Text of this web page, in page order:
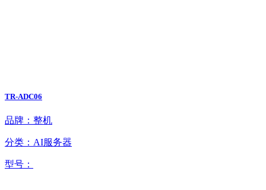
TR-ADC06
品牌：整机
分类：AI服务器
型号：